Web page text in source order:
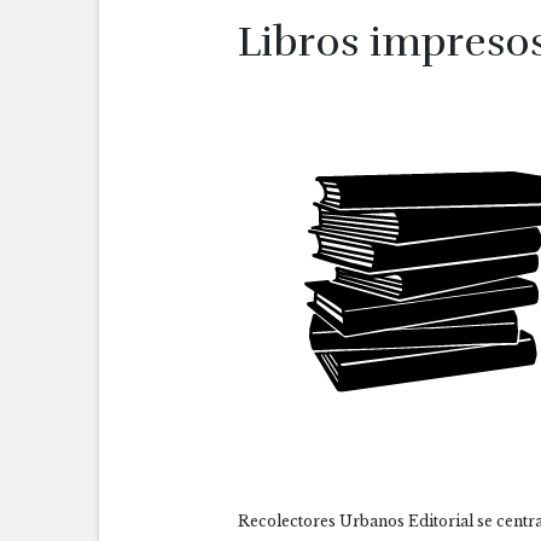
Libros
Recolectores Urbanos Editorial se